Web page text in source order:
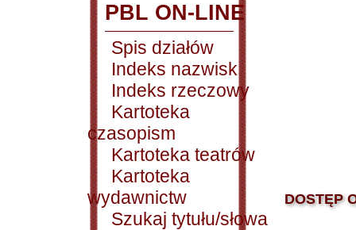
PBL ON-LINE
Spis działów
Indeks nazwisk
Indeks rzeczowy
Kartoteka
czasopism
Kartoteka teatrów
Kartoteka
wydawnictw
Szukaj tytułu/słowa
DOSTĘP